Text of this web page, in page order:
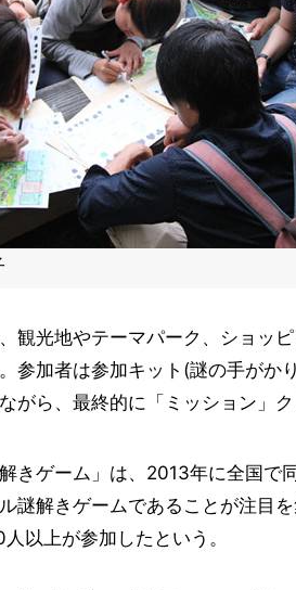
観光地やテーマパーク、ショッ
参加者は参加キット(謎の手がか
がら、最終的に「ミッション」ク
きゲーム」は、2013年に全国で
謎解きゲームであることが注目
以上が参加したという。